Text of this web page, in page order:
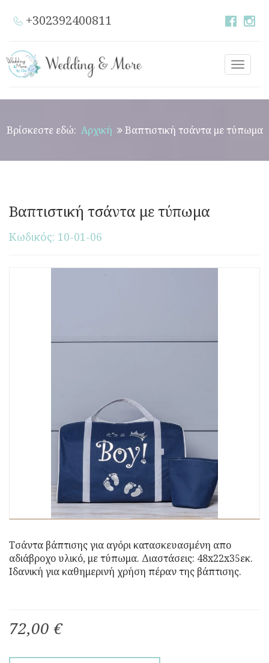
+302392400811
Toggle
Βρίσκεστε εδώ: Αρχική Βαπτιστική τσάντα με τύπωμα
Βαπτιστική τσάντα με τύπωμα
Κωδικός: 10-01-06
Τσάντα βάπτισης για αγόρι κατασκευασμένη απο
αδιάβροχο υλικό, με τύπωμα. Διαστάσεις: 48x22x35εκ.
Ιδανική για καθημερινή χρήση πέραν της βάπτισης.
72,00 €